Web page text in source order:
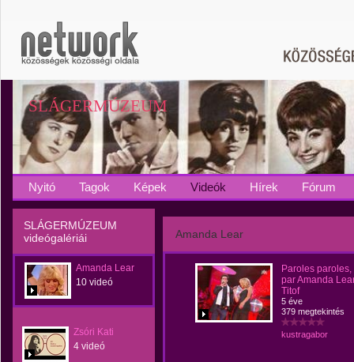
SLÁGERMÚZEUM
Nyitó Tagok Képek Videók Hírek Fórum
SLÁGERMÚZEUM
videógalériái
Amanda Lear
10 videó
Zsóri Kati
4 videó
Amanda Lear
Paroles paroles,
par Amanda
Titof
5 éve
379 megtekintés
kustragabor